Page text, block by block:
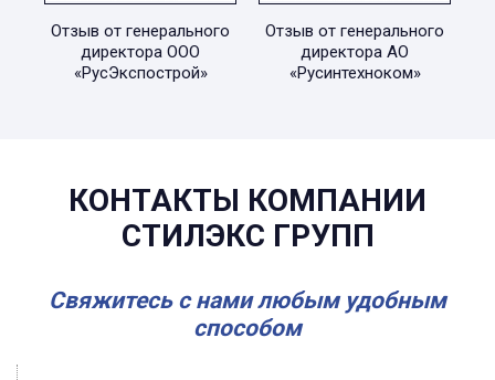
Отзыв от генерального
директора ООО
«РусЭкспострой»
Отзыв от генерального
директора АО
«Русинтехноком»
КОНТАКТЫ КОМПАНИИ
СТИЛЭКС ГРУПП
Свяжитесь с нами любым удобным
способом